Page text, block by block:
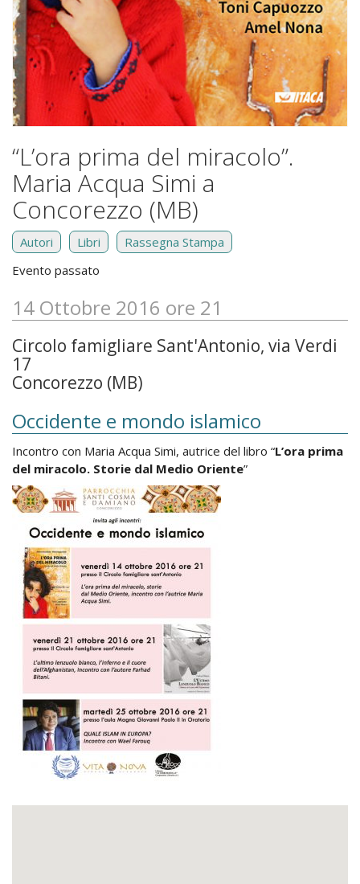
“L’ora prima del miracolo”.
Maria Acqua Simi a
Concorezzo (MB)
Autori Libri
Rassegna Stampa
Evento passato
14 Ottobre 2016 ore 21
Circolo famigliare Sant'Antonio, via Verdi
17
Concorezzo (MB)
Occidente e mondo islamico
Incontro con Maria Acqua Simi, autrice del libro “L’ora prima
del miracolo. Storie dal Medio Oriente”